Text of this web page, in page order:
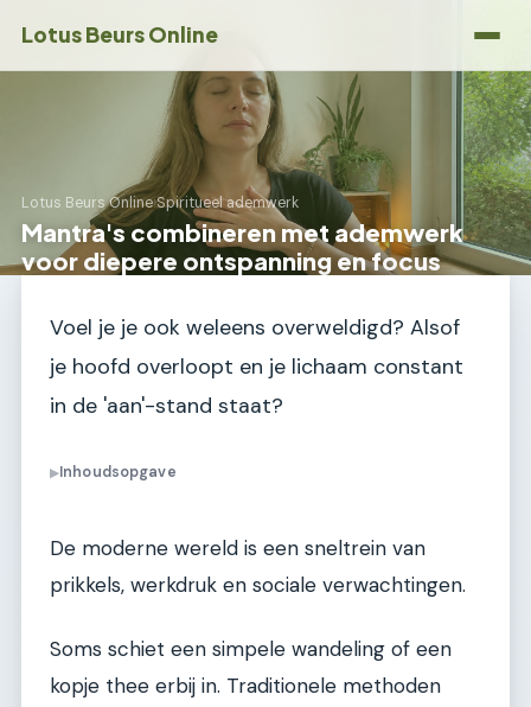
Lotus Beurs Online
Lotus Beurs Online›Spiritueel ademwerk
Mantra's combineren met ademwerk
voor diepere ontspanning en focus
Voel je je ook weleens overweldigd? Alsof
je hoofd overloopt en je lichaam constant
in de 'aan'-stand staat?
▶Inhoudsopgave
De moderne wereld is een sneltrein van
prikkels, werkdruk en sociale verwachtingen.
Soms schiet een simpele wandeling of een
kopje thee erbij in. Traditionele methoden